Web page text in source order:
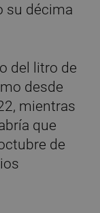
su décima
del litro de
desde
mientras
que
de